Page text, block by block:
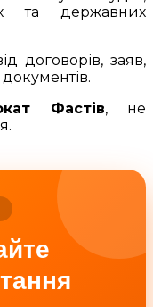
та державних
договорів, заяв,
Фастів, не